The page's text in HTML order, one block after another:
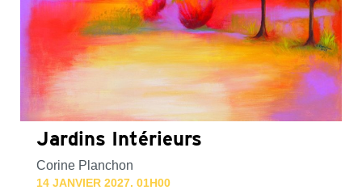
Jardins Intérieurs
Corine Planchon
14 JANVIER 2027. 01H00